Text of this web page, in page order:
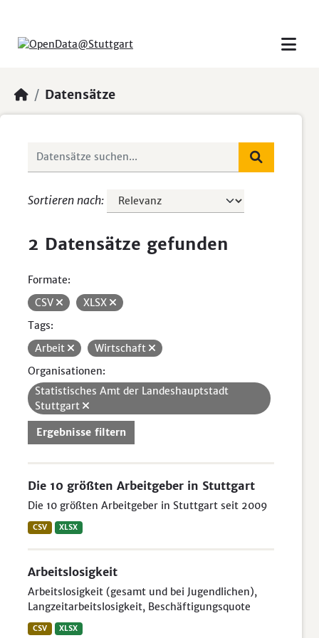
Datensätze
Sortieren nach
2 Datensätze gefunden
Formate:
CSV
XLSX
Tags:
Arbeit
Wirtschaft
Organisationen:
Statistisches Amt der Landeshauptstadt
Stuttgart
Ergebnisse filtern
Die 10 größten Arbeitgeber in Stuttgart
Die 10 größten Arbeitgeber in Stuttgart seit 2009
CSV XLSX
Arbeitslosigkeit
Arbeitslosigkeit (gesamt und bei Jugendlichen),
Langzeitarbeitslosigkeit, Beschäftigungsquote
CSV XLSX